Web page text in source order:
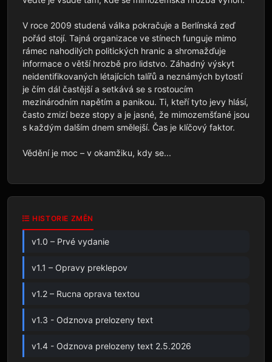
V roce 2009 studená válka pokračuje a Berlínská zeď
pořád stojí. Tajná organizace ve stínech funguje mimo
rámec nahodilých politických hranic a shromažďuje
informace o větší hrozbě pro lidstvo. Záhadný výskyt
neidentifikovaných létajících talířů a neznámých bytostí
je čím dál častější a setkává se s rostoucím
mezinárodním napětím a panikou. Ti, kteří tyto jevy hlásí,
často zmizí beze stopy a je jasné, že mimozemšťané jsou
s každým dalším dnem smělejší. Čas je klíčový faktor.
Vědění je moc – v okamžiku, kdy se...
HISTORIE ZMĚN
v1.0 – Prvé vydanie
v1.1 – Opravy preklepov
v1.2 – Rucna oprava textou
v1.3 - Odznova prelozeny text
v1.4 - Odznova prelozeny text 2.5.2026